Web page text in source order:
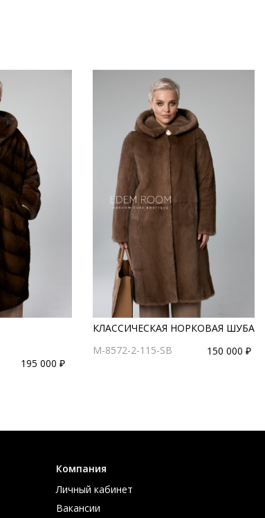
195 000 ₽
КЛАССИЧЕСКАЯ НОРКОВАЯ ШУБА
M-8572-2-115-SB
150 000 ₽
Компания
Личный кабинет
Вакансии